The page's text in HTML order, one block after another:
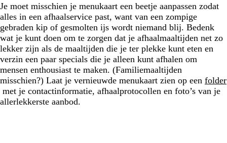
Je moet misschien je menukaart een beetje aanpassen zodat
alles in een afhaalservice past, want van een zompige
gebraden kip of gesmolten ijs wordt niemand blij. Bedenk
wat je kunt doen om te zorgen dat je afhaalmaaltijden net zo
lekker zijn als de maaltijden die je ter plekke kunt eten en
verzin een paar specials die je alleen kunt afhalen om
mensen enthousiast te maken. (Familiemaaltijden
misschien?) Laat je vernieuwde menukaart zien op een folder
met je contactinformatie, afhaalprotocollen en foto’s van je
allerlekkerste aanbod.